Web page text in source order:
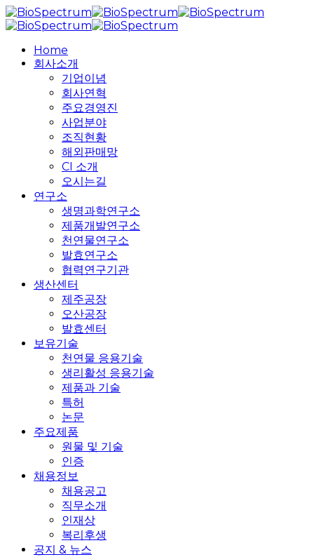
Skip
to
content
search
MenuHome
회사소개
기업이념
회사연혁
주요경영진
사업분야
조직현황
해외판매망
CI 소개
오시는길
연구소
생명과학연구소
제품개발연구소
천연물연구소
발효연구소
협력연구기관
생산센터
제주공장
오산공장
발효센터
보유기술
천연물 응용기술
생리활성 응용기술
제품과 기술
특허
논문
주요제품
원물 및 기술
인증
채용정보
채용공고
직무소개
인재상
복리후생
공지 & 뉴스